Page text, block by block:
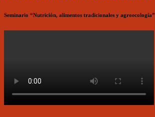
Seminario “Nutrición, alimentos tradicionales y agroecología”